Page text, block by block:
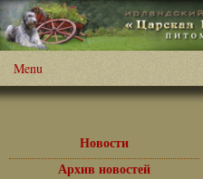
Menu
Новости
Архив новостей